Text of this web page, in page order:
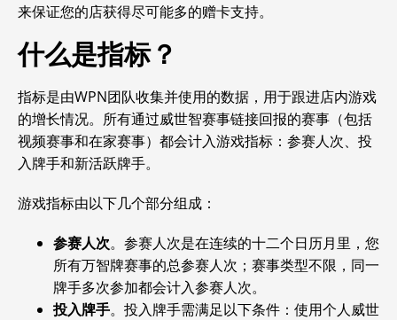
来保证您的店获得尽可能多的赠卡支持。
什么是指标？
指标是由WPN团队收集并使用的数据，用于跟进店内游戏
的增长情况。所有通过威世智赛事链接回报的赛事（包括
视频赛事和在家赛事）都会计入游戏指标：参赛人次、投
入牌手和新活跃牌手。
游戏指标由以下几个部分组成：
参赛人次。参赛人次是在连续的十二个日历月里，您
所有万智牌赛事的总参赛人次；赛事类型不限，同一
牌手多次参加都会计入参赛人次。
投入牌手。投入牌手需满足以下条件：使用个人威世